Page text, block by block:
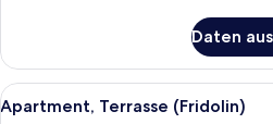
Balkon
(Bernsteinfischer)
Daten
Alle5
Apartment, Terrasse (Fridolin)